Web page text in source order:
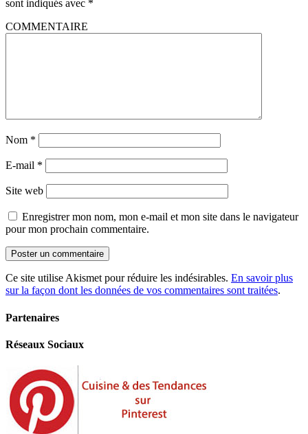
sont indiqués avec *
COMMENTAIRE
Nom *
E-mail *
Site web
Enregistrer mon nom, mon e-mail et mon site dans le navigateur
pour mon prochain commentaire.
Ce site utilise Akismet pour réduire les indésirables. En savoir plus
sur la façon dont les données de vos commentaires sont traitées.
Partenaires
Réseaux Sociaux